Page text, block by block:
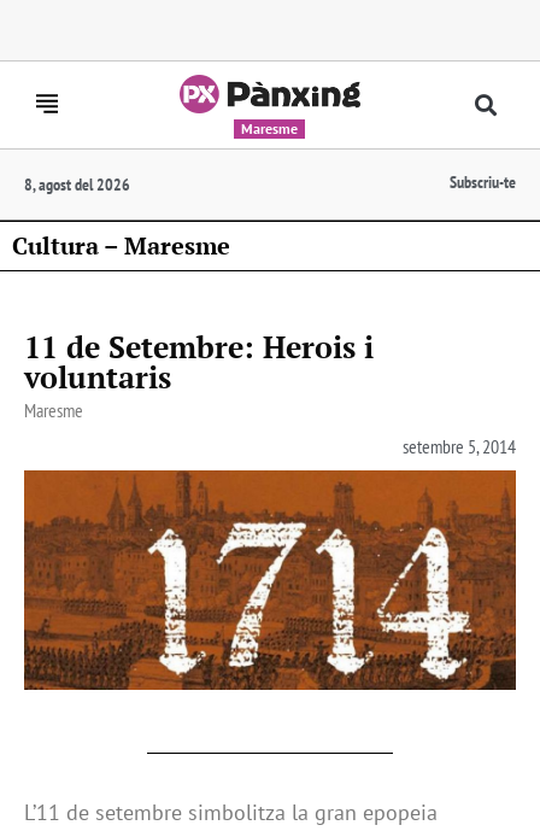
Maresme
8, agost del 2026 Subscriu-te
Cultura – Maresme
11 de Setembre: Herois i
voluntaris
Maresme
setembre 5, 2014
L’11 de setembre simbolitza la gran epopeia